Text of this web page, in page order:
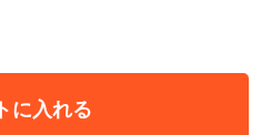
に入れる